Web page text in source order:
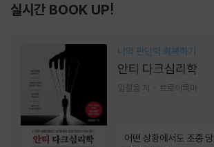
실시간 BOOK UP!
나의 판단력 회복하기
안티 다크심리학
임철웅 저 트로이목마
어떤 상황에서도 조종 당